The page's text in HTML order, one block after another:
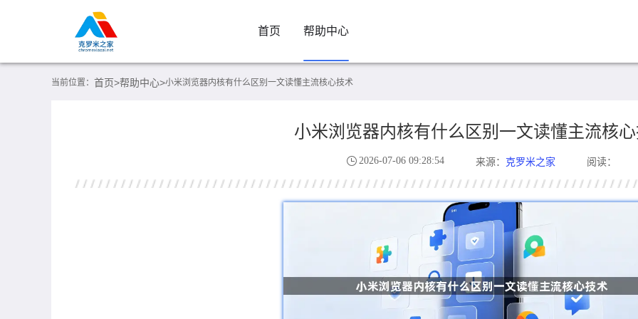
首页 帮助中心
当前位置： 首页>帮助中心>小米浏览器内核有什么区别一文读懂主流核心技术
小米浏览器内核有什么区别一文读懂主流核
2026-07-06 09:28:54 来源： 克罗米之家 阅读：